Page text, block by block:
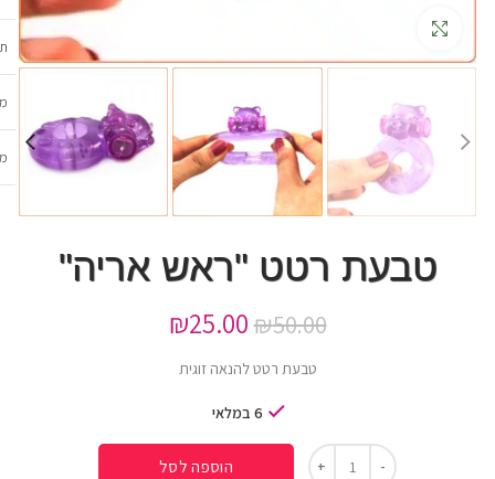
טבעת רטט "ראש אריה"
₪50.00
₪25.00
טבעת רטט להנאה זוגית
6 במלאי
הוספה לסל